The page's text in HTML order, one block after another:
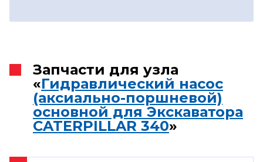
Запчасти для узла
«Гидравлический насос
(аксиально-поршневой)
основной для Экскаватора
CATERPILLAR 340»